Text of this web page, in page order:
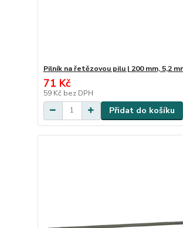
Pilník na řetězovou pilu | 200 mm, 5,2
71 Kč
59 Kč bez DPH
Přidat do košíku